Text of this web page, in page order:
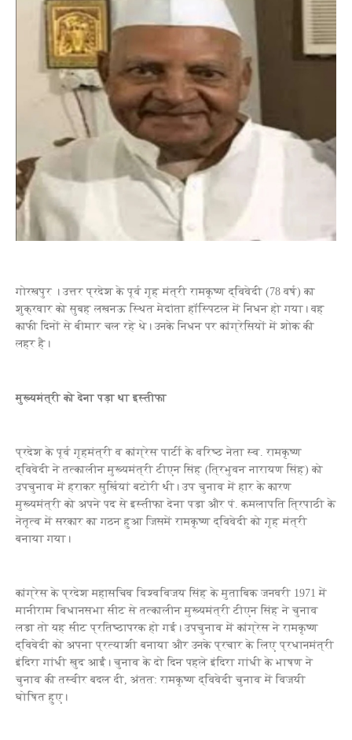
गोरखपुर । उत्‍तर प्रदेश के पूर्व गृह मंत्री रामकृष्ण द्विवेदी (78 वर्ष) का
शुक्रवार को सुबह लखनऊ स्थित मेदांता हॉस्पिटल में निधन हो गया। वह
काफी दिनों से बीमार चल रहे थे। उनके निधन पर कांग्रेसियों में शोक की
लहर है।
मुख्यमंत्री को देना पड़ा था इस्‍तीफा
प्रदेश के पूर्व गृहमंत्री व कांग्रेस पार्टी के वरिष्ठ नेता स्व. रामकृष्ण
द्विवेदी ने तत्कालीन मुख्यमंत्री टीएन सिंह (त्रिभुवन नारायण सिंह) को
उपचुनाव में हराकर सुर्खियां बटोरी थी। उप चुनाव में हार के कारण
मुख्यमंत्री को अपने पद से इस्तीफा देना पड़ा और पं. कमलापति त्रिपाठी के
नेतृत्व में सरकार का गठन हुआ जिसमें रामकृष्ण द्विवेदी को गृह मंत्री
बनाया गया।
कांग्रेस के प्रदेश महासचिव विश्वविजय सिंह के मुताबिक जनवरी 1971 में
मानीराम विधानसभा सीट से तत्कालीन मुख्यमंत्री टीएन सिंह ने चुनाव
लड़ा तो यह सीट प्रतिष्ठापरक हो गई। उपचुनाव में कांग्रेस ने रामकृष्ण
द्विवेदी को अपना प्रत्याशी बनाया और उनके प्रचार के लिए प्रधानमंत्री
इंदिरा गांधी खुद आईं। चुनाव के दो दिन पहले इंदिरा गांधी के भाषण ने
चुनाव की तस्वीर बदल दी, अंतत: रामकृष्ण द्विवेदी चुनाव में विजयी
घोषित हुए।